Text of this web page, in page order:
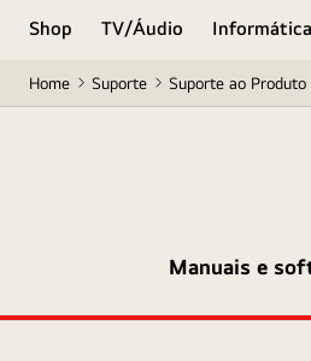
Shop TV/Áudio Informática
Home Suporte Suporte ao Produto
Manuais e